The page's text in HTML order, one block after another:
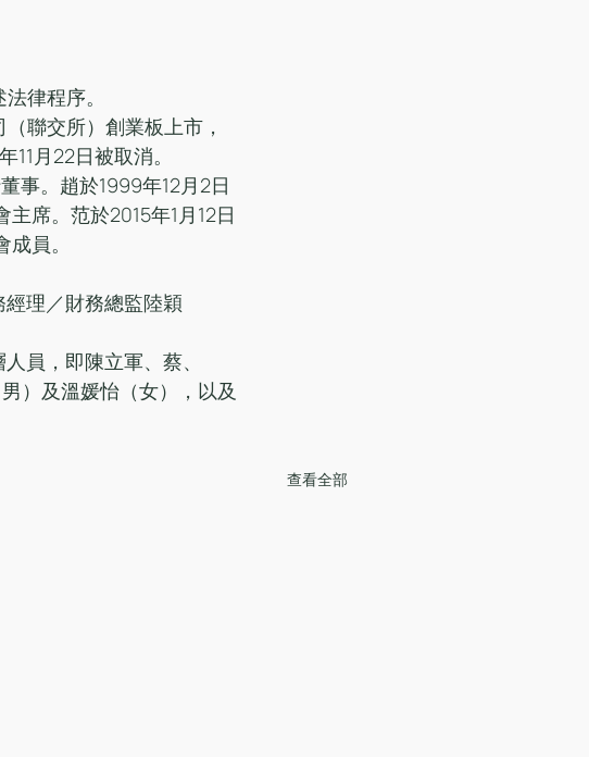
律程序。
月22日被取消。
席。范於2015年1月12日
員。
）及溫媛怡（女），以及
查看全部